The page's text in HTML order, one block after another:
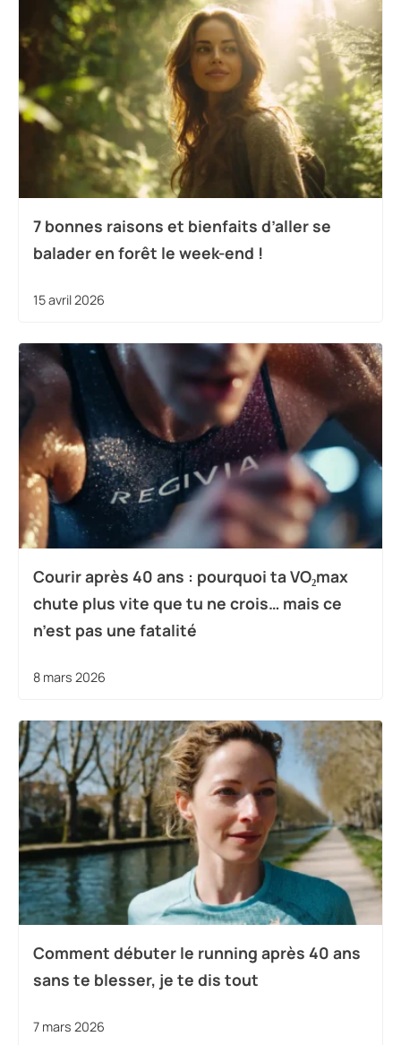
7 bonnes raisons et bienfaits d’aller se
balader en forêt le week-end !
15 avril 2026
Courir après 40 ans : pourquoi ta VO₂max
chute plus vite que tu ne crois… mais ce
n’est pas une fatalité
8 mars 2026
Comment débuter le running après 40 ans
sans te blesser, je te dis tout
7 mars 2026